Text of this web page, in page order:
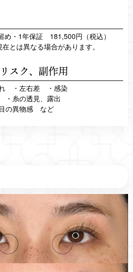
め・1年保証 181,500円（税込）
とは異なる場合があります。
スク、 副作用
れ ・左右差 ・感染
・糸の透見、露出
の異物感 など